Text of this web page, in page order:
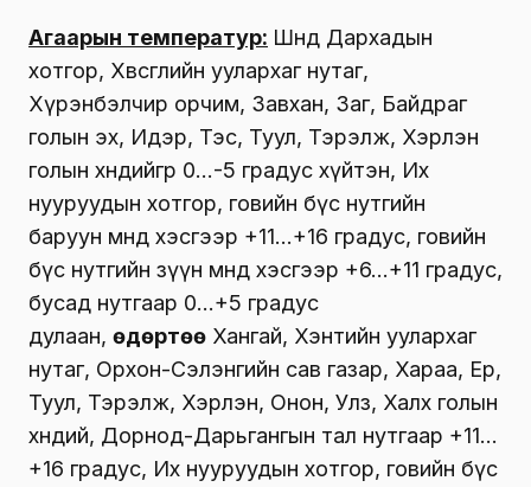
Агаарын температур: Шөнөдөө Дархадын
хотгор, Хөвсгөлийн уулархаг нутаг,
Хүрэнбэлчир орчим, Завхан, Заг, Байдраг
голын эх, Идэр, Тэс, Туул, Тэрэлж, Хэрлэн
голын хөндийгөөр 0…-5 градус хүйтэн, Их
нууруудын хотгор, говийн бүс нутгийн
баруун өмнөд хэсгээр +11…+16 градус, говийн
бүс нутгийн зүүн өмнөд хэсгээр +6…+11 градус,
бусад нутгаар 0…+5 градус
дулаан, өдөртөө Хангай, Хэнтийн уулархаг
нутаг, Орхон-Сэлэнгийн сав газар, Хараа, Ерөө,
Туул, Тэрэлж, Хэрлэн, Онон, Улз, Халх голын
хөндий, Дорнод-Дарьгангын тал нутгаар +11…
+16 градус, Их нууруудын хотгор, говийн бүс